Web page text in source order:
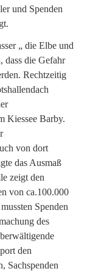
und Spenden
„ die Elbe und
dass die Gefahr
Rechtzeitig
Kiessee Barby.
von dort
das Ausmaß
zeigt den
von ca.100.000
Spenden
des
den
Sachspenden